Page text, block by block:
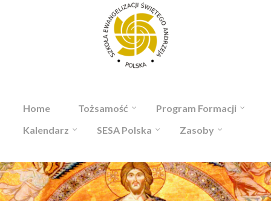
Home Tożsamość
Program Formacji
Kalendarz
SESA Polska Zasoby